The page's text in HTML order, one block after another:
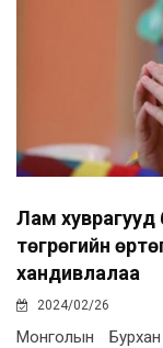
Лам хуврагууд
төгрөгийн
хандивлалаа
2024/02/26
Монголын